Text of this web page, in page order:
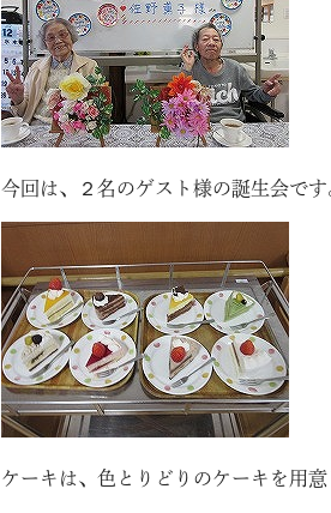
今回は、２名のゲスト様の誕生会です
ケーキは、色とりどりのケーキを用意